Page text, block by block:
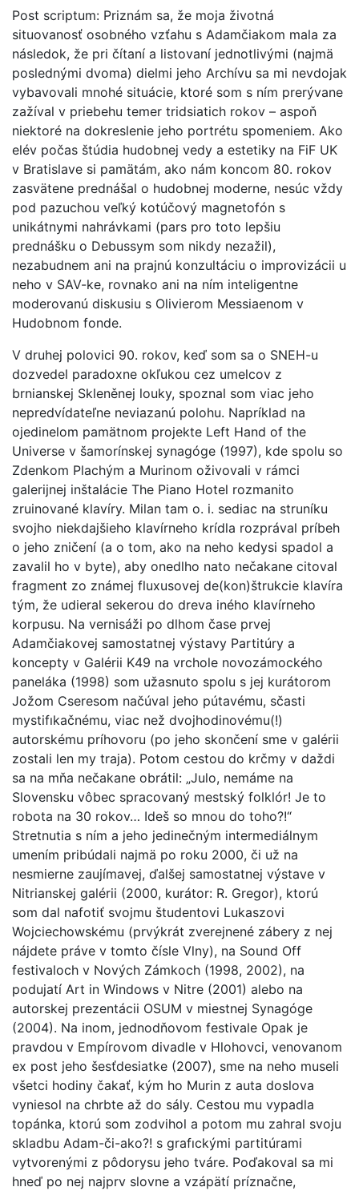
Post scriptum: Priznám sa, že moja životná
situovanosť osobného vzťahu s Adamčiakom mala za
následok, že pri čítaní a listovaní jednotlivými (najmä
poslednými dvoma) dielmi jeho Archívu sa mi nevdojak
vybavovali mnohé situácie, ktoré som s ním prerývane
zažíval v priebehu temer tridsiatich rokov – aspoň
niektoré na dokreslenie jeho portrétu spomeniem. Ako
elév počas štúdia hudobnej vedy a estetiky na FiF UK
v Bratislave si pamätám, ako nám koncom 80. rokov
zasvätene prednášal o hudobnej moderne, nesúc vždy
pod pazuchou veľký kotúčový magnetofón s
unikátnymi nahrávkami (pars pro toto lepšiu
prednášku o Debussym som nikdy nezažil),
nezabudnem ani na prajnú konzultáciu o improvizácii u
neho v SAV-ke, rovnako ani na ním inteligentne
moderovanú diskusiu s Olivierom Messiaenom v
Hudobnom fonde.
V druhej polovici 90. rokov, keď som sa o SNEH-u
dozvedel paradoxne okľukou cez umelcov z
brnianskej Skleněnej louky, spoznal som viac jeho
nepredvídateľne neviazanú polohu. Napríklad na
ojedinelom pamätnom projekte Left Hand of the
Universe v šamorínskej synagóge (1997), kde spolu so
Zdenkom Plachým a Murinom oživovali v rámci
galerijnej inštalácie The Piano Hotel rozmanito
zruinované klavíry. Milan tam o. i. sediac na struníku
svojho niekdajšieho klavírneho krídla rozprával príbeh
o jeho zničení (a o tom, ako na neho kedysi spadol a
zavalil ho v byte), aby onedlho nato nečakane citoval
fragment zo známej fluxusovej de(kon)štrukcie klavíra
tým, že udieral sekerou do dreva iného klavírneho
korpusu. Na vernisáži po dlhom čase prvej
Adamčiakovej samostatnej výstavy Partitúry a
koncepty v Galérii K49 na vrchole novozámockého
paneláka (1998) som užasnuto spolu s jej kurátorom
Jožom Cseresom načúval jeho pútavému, sčasti
mystifıkačnému, viac než dvojhodinovému(!)
autorskému príhovoru (po jeho skončení sme v galérii
zostali len my traja). Potom cestou do krčmy v daždi
sa na mňa nečakane obrátil: „Julo, nemáme na
Slovensku vôbec spracovaný mestský folklór! Je to
robota na 30 rokov… Ideš so mnou do toho?!“
Stretnutia s ním a jeho jedinečným intermediálnym
umením pribúdali najmä po roku 2000, či už na
nesmierne zaujímavej, ďalšej samostatnej výstave v
Nitrianskej galérii (2000, kurátor: R. Gregor), ktorú
som dal nafotiť svojmu študentovi Lukaszovi
Wojciechowskému (prvýkrát zverejnené zábery z nej
nájdete práve v tomto čísle Vlny), na Sound Off
festivaloch v Nových Zámkoch (1998, 2002), na
podujatí Art in Windows v Nitre (2001) alebo na
autorskej prezentácii OSUM v miestnej Synagóge
(2004). Na inom, jednodňovom festivale Opak je
pravdou v Empírovom divadle v Hlohovci, venovanom
ex post jeho šesťdesiatke (2007), sme na neho museli
všetci hodiny čakať, kým ho Murin z auta doslova
vyniesol na chrbte až do sály. Cestou mu vypadla
topánka, ktorú som zodvihol a potom mu zahral svoju
skladbu Adam-či-ako?! s grafıckými partitúrami
vytvorenými z pôdorysu jeho tváre. Poďakoval sa mi
hneď po nej najprv slovne a vzápätí príznačne,